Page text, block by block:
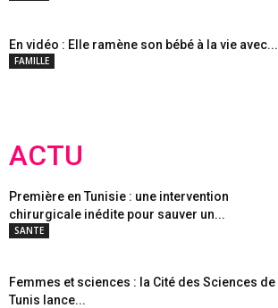
En vidéo : Elle ramène son bébé à la vie avec...
FAMILLE
ACTU
Première en Tunisie : une intervention
chirurgicale inédite pour sauver un...
SANTE
Femmes et sciences : la Cité des Sciences de
Tunis lance...